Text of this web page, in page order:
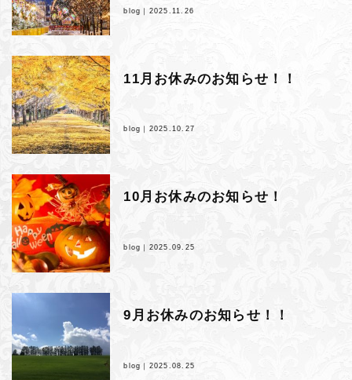
blog｜ 2025.11.26
11月お休みのお知らせ！！
blog｜ 2025.10.27
10月お休みのお知らせ！
blog｜ 2025.09.25
9月お休みのお知らせ！！
blog｜ 2025.08.25